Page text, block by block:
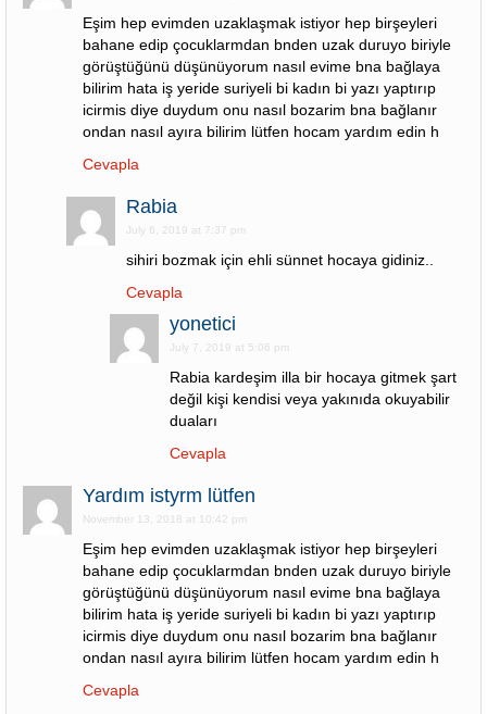
Eşim hep evimden uzaklaşmak istiyor hep birşeyleri
bahane edip çocuklarmdan bnden uzak duruyo biriyle
görüştüğünü düşünüyorum nasıl evime bna bağlaya
bilirim hata iş yeride suriyeli bi kadın bi yazı yaptırıp
icirmis diye duydum onu nasıl bozarim bna bağlanır
ondan nasıl ayıra bilirim lütfen hocam yardım edin h
Cevapla
Rabia
July 6, 2019 at 7:37 pm
sihiri bozmak için ehli sünnet hocaya gidiniz..
Cevapla
yonetici
July 7, 2019 at 5:06 pm
Rabia kardeşim illa bir hocaya gitmek şart
değil kişi kendisi veya yakınıda okuyabilir
duaları
Cevapla
Yardım istyrm lütfen
November 13, 2018 at 10:42 pm
Eşim hep evimden uzaklaşmak istiyor hep birşeyleri
bahane edip çocuklarmdan bnden uzak duruyo biriyle
görüştüğünü düşünüyorum nasıl evime bna bağlaya
bilirim hata iş yeride suriyeli bi kadın bi yazı yaptırıp
icirmis diye duydum onu nasıl bozarim bna bağlanır
ondan nasıl ayıra bilirim lütfen hocam yardım edin h
Cevapla